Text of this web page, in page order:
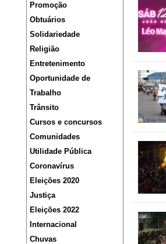
Promoção
Obtuários
Solidariedade
Religião
Entretenimento
Oportunidade de
Trabalho
Trânsito
Cursos e concursos
Comunidades
Utilidade Pública
Coronavírus
Eleições 2020
Justiça
Eleições 2022
Internacional
Chuvas